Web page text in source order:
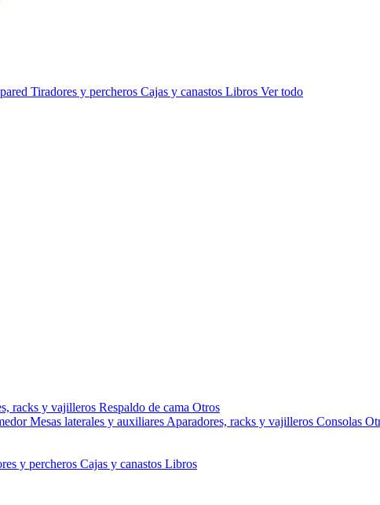
Tiradores y percheros Cajas y canastos Libros Ver todo
racks y vajilleros Respaldo de cama Otros
Mesas laterales y auxiliares Aparadores, racks y vajilleros Consolas
y percheros Cajas y canastos Libros